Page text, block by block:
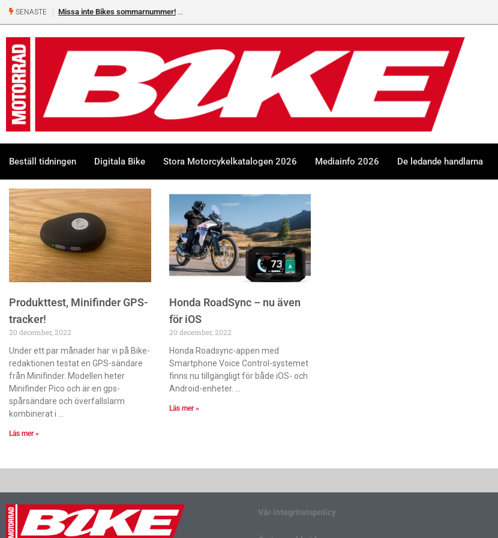
SENASTE Missa inte Bikes sommarnummer!
Beställ tidningen Digitala Bike Stora Motorcykelkatalogen 2026 Mediainfo 2026 De ledande handlarna
Produkttest, Minifinder GPS-
tracker!
20 december, 2022
Under ett par månader har vi på Bike-
redaktionen testat en GPS-sändare
från Minifinder. Modellen heter
Minifinder Pico och är en gps-
spårsändare och överfallslarm
kombinerat i
Läs mer »
Honda RoadSync – nu även
för iOS
20 december, 2022
Honda Roadsync-appen med
Smartphone Voice Control-systemet
finns nu tillgängligt för både iOS- och
Android-enheter.
Läs mer »
Vår integritetspolicy